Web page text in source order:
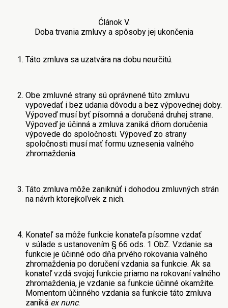
Ćlánok V.
Doba trvania zmluvy a spôsoby jej ukončenia
Táto zmluva sa uzatvára na dobu neurčitú.
Obe zmluvné strany sú oprávnené túto zmluvu
vypovedať i bez udania dôvodu a bez výpovednej doby.
Výpoveď musí byť písomná a doručená druhej strane.
Výpoveď je účinná a zmluva zaniká dňom doručenia
výpovede do spoločnosti. Výpoveď zo strany
spoločnosti musí mať formu uznesenia valného
zhromaždenia.
Táto zmluva môže zaniknúť i dohodou zmluvných strán
na návrh ktorejkoľvek z nich.
Konateľ sa môže funkcie konateľa písomne vzdať
v súlade s ustanovením § 66 ods. 1 ObZ. Vzdanie sa
funkcie je účinné odo dňa prvého rokovania valného
zhromaždenia po doručení vzdania sa funkcie. Ak sa
konateľ vzdá svojej funkcie priamo na rokovaní valného
zhromaždenia, je vzdanie sa funkcie účinné okamžite.
Momentom účinného vzdania sa funkcie táto zmluva
zaniká ex nunc.